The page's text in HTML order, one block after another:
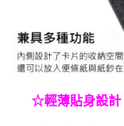
☆輕薄貼身設計